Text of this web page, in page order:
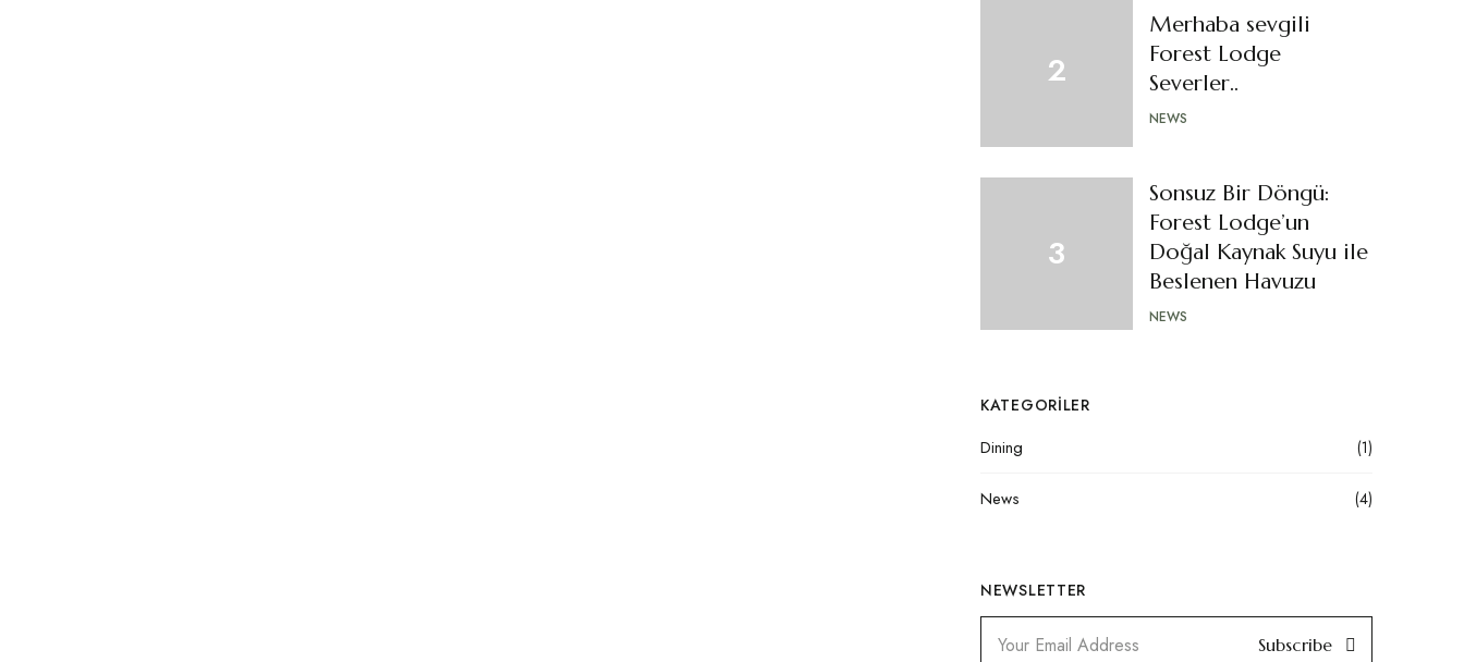
Merhaba sevgili
Forest Lodge
Severler..
NEWS
Sonsuz Bir Döngü:
Forest Lodge’un
Doğal Kaynak Suyu ile
Beslenen Havuzu
NEWS
KATEGORILER
Dining (1)
News (4)
NEWSLETTER
Subscribe